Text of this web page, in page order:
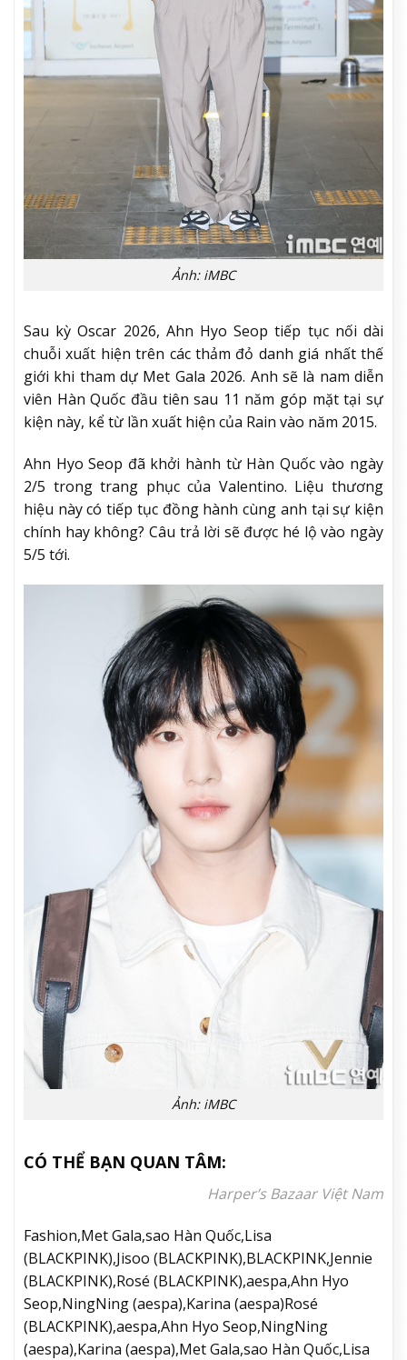
Ảnh: iMBC
Sau kỳ Oscar 2026, Ahn Hyo Seop tiếp tục nối dài
chuỗi xuất hiện trên các thảm đỏ danh giá nhất thế
giới khi tham dự Met Gala 2026. Anh sẽ là nam diễn
viên Hàn Quốc đầu tiên sau 11 năm góp mặt tại sự
kiện này, kể từ lần xuất hiện của Rain vào năm 2015.
Ahn Hyo Seop đã khởi hành từ Hàn Quốc vào ngày
2/5 trong trang phục của Valentino. Liệu thương
hiệu này có tiếp tục đồng hành cùng anh tại sự kiện
chính hay không? Câu trả lời sẽ được hé lộ vào ngày
5/5 tới.
Ảnh: iMBC
CÓ THỂ BẠN QUAN TÂM:
Harper’s Bazaar Việt Nam
Fashion,Met Gala,sao Hàn Quốc,Lisa
(BLACKPINK),Jisoo (BLACKPINK),BLACKPINK,Jennie
(BLACKPINK),Rosé (BLACKPINK),aespa,Ahn Hyo
Seop,NingNing (aespa),Karina (aespa)Rosé
(BLACKPINK),aespa,Ahn Hyo Seop,NingNing
(aespa),Karina (aespa),Met Gala,sao Hàn Quốc,Lisa